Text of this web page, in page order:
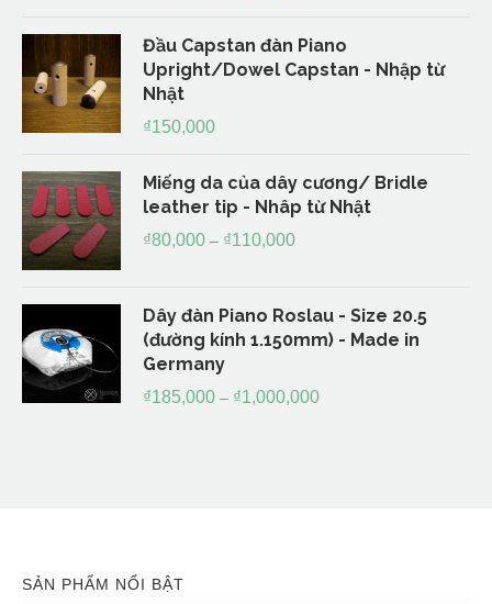
Đầu Capstan đàn Piano
Upright/Dowel Capstan - Nhập từ
Nhật
₫150,000
Miếng da của dây cương/ Bridle
leather tip - Nhâp từ Nhật
₫80,000 – ₫110,000
Dây đàn Piano Roslau - Size 20.5
(đường kính 1.150mm) - Made in
Germany
₫185,000 – ₫1,000,000
SẢN PHẨM NỔI BẬT